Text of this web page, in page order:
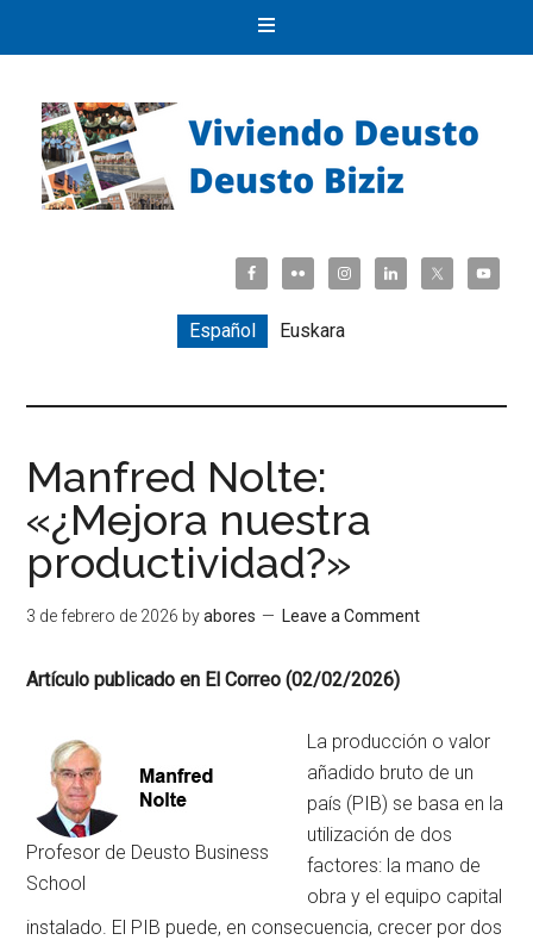
Español Euskara
Manfred Nolte:
«¿Mejora nuestra
productividad?»
3 de febrero de 2026 byabores Leave a Comment
Artículo publicado en El Correo (02/02/2026)
Profesor de Deusto Business
School
La producción o valor
añadido bruto de un
país (PIB) se basa en la
utilización de dos
factores: la mano de
obra y el equipo capital
instalado. El PIB puede, en consecuencia, crecer por dos